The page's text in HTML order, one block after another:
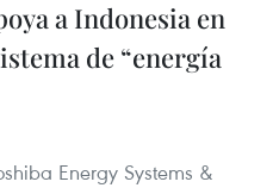
a Indonesia en
de “energía
Energy Systems &